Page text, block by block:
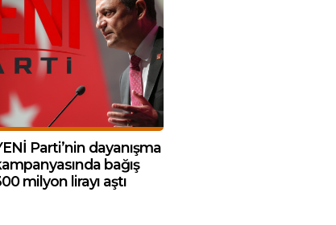
Parti’nin dayanışma
bağış
milyon lirayı aştı